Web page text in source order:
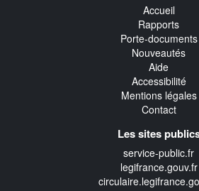
Accueil
Rapports
Porte-documents
Nouveautés
Aide
Accessibilité
Mentions légales
Contact
Les sites
service-public.fr
legifrance.gouv.fr